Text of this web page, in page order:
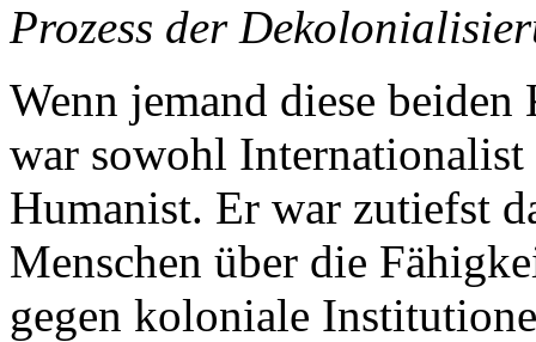
Prozess der
Wenn jemand diese
war sowohl
Humanist. Er war zutiefst
Menschen über die
gegen koloniale